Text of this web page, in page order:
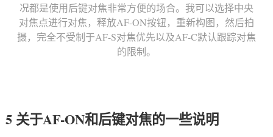
况都是使用后键对焦非常方便的场合。我可以选择中央
对焦点进行对焦，释放AF-ON按钮，重新构图，然后拍
摄，完全不受制于AF-S对焦优先以及AF-C默认跟踪对焦
的限制。
5 关于AF-ON和后键对焦的一些说明